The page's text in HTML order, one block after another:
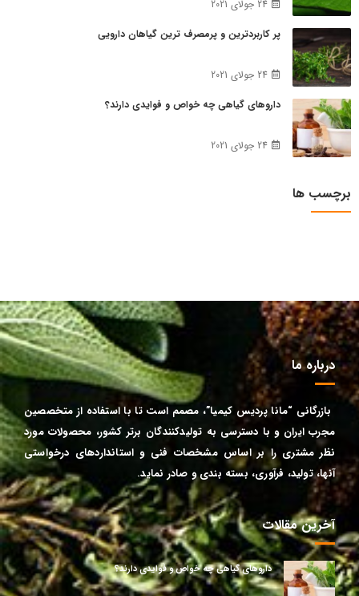
24 جولای 2021
پر کاربردترین و پرمصرف ترین گیاهان دارویی
24 جولای 2021
داروهای گیاهی چه خواص و فوایدی دارند؟
24 جولای 2021
برچسب ها
درباره ما
بازرگانی “مانا پردیس کیمیا”، مصمم است تا با استفاده از متخصصین
مجربایران و با دسترسی به تولیدکنندگان برتر کشور، محصولات مورد
نظر مشتری را بر اساس مشخصات فنی و استانداردهای درخواستی
آنها، تولید، فرآوری، بسته بندی و صادر نماید.
آخرین مقالات
داروهای گیاهی چه خواص و فوایدی دارند؟